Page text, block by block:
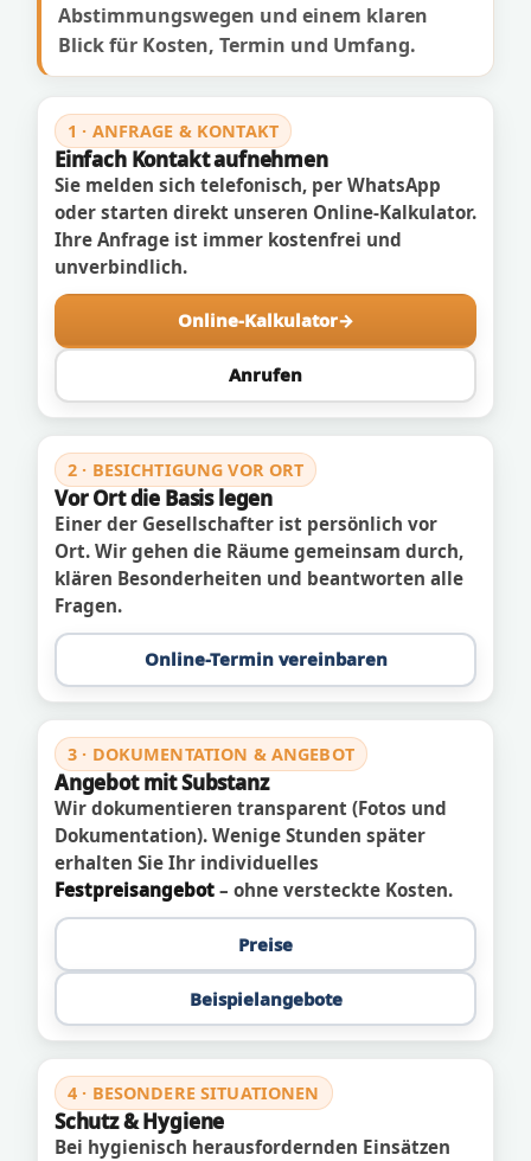
Abstimmungswegen und einem klaren
Blick für Kosten, Termin und Umfang.
1 · ANFRAGE & KONTAKT
Einfach Kontakt aufnehmen
Sie melden sich telefonisch, per WhatsApp
oder starten direkt unseren Online-Kalkulator.
Ihre Anfrage ist immer kostenfrei und
unverbindlich.
Online-Kalkulator
Anrufen
2 · BESICHTIGUNG VOR ORT
Vor Ort die Basis legen
Einer der Gesellschafter ist persönlich vor
Ort. Wir gehen die Räume gemeinsam durch,
klären Besonderheiten und beantworten alle
Fragen.
Online-Termin vereinbaren
3 · DOKUMENTATION & ANGEBOT
Angebot mit Substanz
Wir dokumentieren transparent (Fotos und
Dokumentation). Wenige Stunden später
erhalten Sie Ihr individuelles
Festpreisangebot – ohne versteckte Kosten.
Preise
Beispielangebote
4 · BESONDERE SITUATIONEN
Schutz & Hygiene
Bei hygienisch herausfordernden Einsätzen